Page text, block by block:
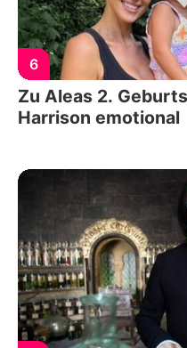
6
Zu Aleas 2.
Harrison emotional